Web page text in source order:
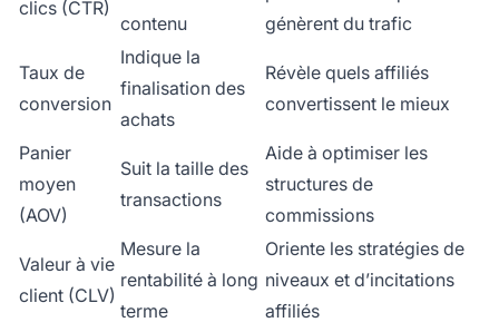
clics (CTR)
contenu
génèrent du trafic
Taux de
conversion
Indique la
finalisation des
achats
Révèle quels affiliés
convertissent le mieux
Panier
moyen
(AOV)
Suit la taille des
transactions
Aide à optimiser les
structures de
commissions
Valeur à vie
client (CLV)
Mesure la
rentabilité à long
terme
Oriente les stratégies de
niveaux et d’incitations
affiliés